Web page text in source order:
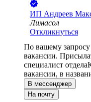
ИП Андреев
Лимасол
Откликнуться
По вашему запросу
вакансии.
специалист отдела
вакансии, в
В мессенджер
На почту